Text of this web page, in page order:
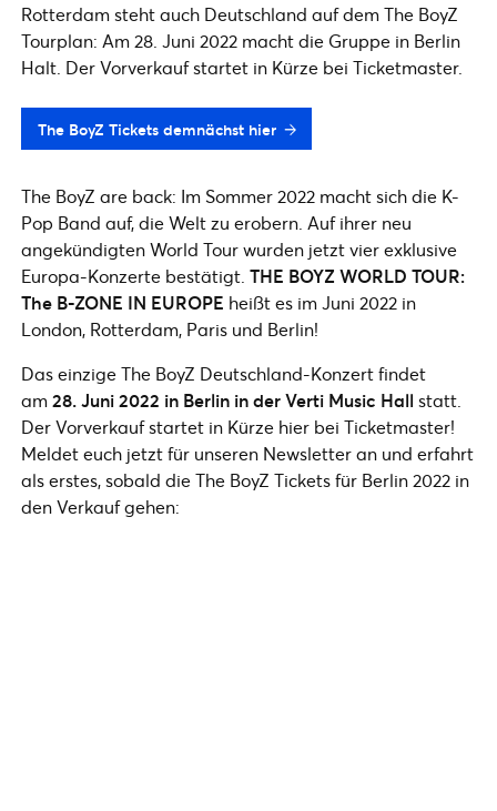
Rotterdam steht auch Deutschland auf dem The BoyZ
Tourplan: Am 28. Juni 2022 macht die Gruppe in Berlin
Halt. Der Vorverkauf startet in Kürze bei Ticketmaster.
The BoyZ Tickets demnächst hier
The BoyZ are back: Im Sommer 2022 macht sich die K-
Pop Band auf, die Welt zu erobern. Auf ihrer neu
angekündigten World Tour wurden jetzt vier exklusive
Europa-Konzerte bestätigt. THE BOYZ WORLD TOUR:
The B-ZONE IN EUROPE heißt es im Juni 2022 in
London, Rotterdam, Paris und Berlin!
Das einzige The BoyZ Deutschland-Konzert findet
am28. Juni 2022 in Berlin in der Verti Music Hall statt.
Der Vorverkauf startet in Kürze hier bei Ticketmaster!
Meldet euch jetzt für unseren Newsletter an und erfahrt
als erstes, sobald die The BoyZ Tickets für Berlin 2022 in
den Verkauf gehen: